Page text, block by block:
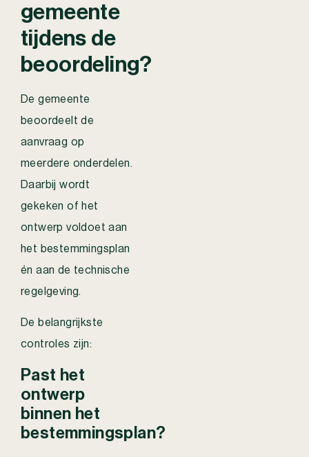
gemeente
tijdens de
beoordeling?
De gemeente
beoordeelt de
aanvraag op
meerdere onderdelen.
Daarbij wordt
gekeken of het
ontwerp voldoet aan
het bestemmingsplan
én aan de technische
regelgeving.
De belangrijkste
controles zijn:
Past het
ontwerp
binnen het
bestemmingsplan?